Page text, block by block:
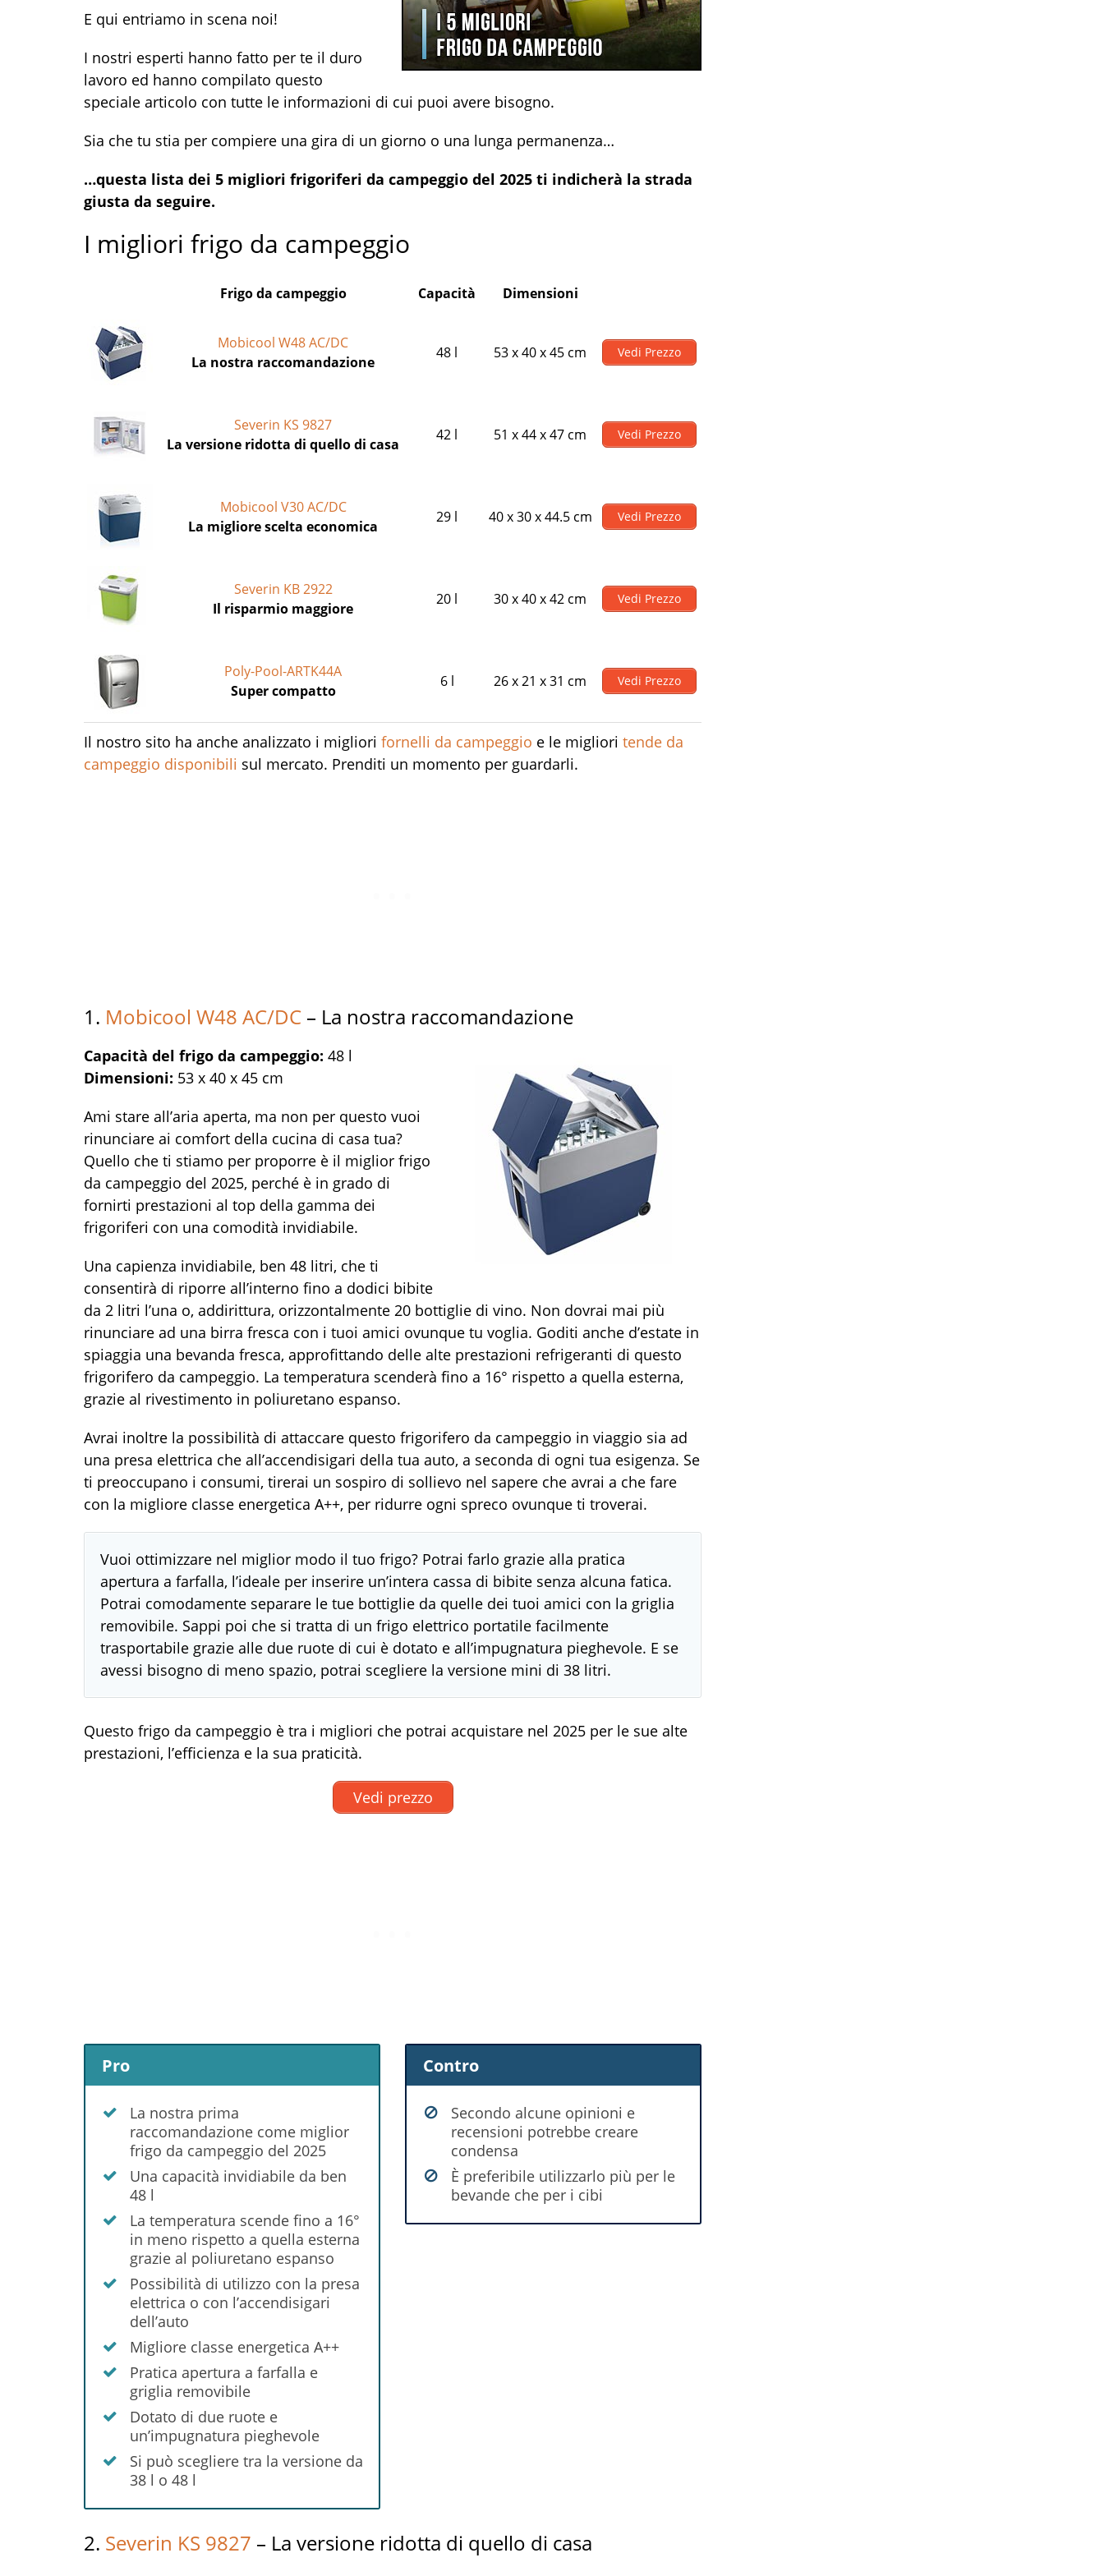
E qui entriamo in scena noi!
I nostri esperti hanno fatto per te il duro
lavoro ed hanno compilato questo
speciale articolo con tutte le informazioni di cui puoi avere bisogno.
Sia che tu stia per compiere una gira di un giorno o una lunga permanenza…
…questa lista dei 5 migliori frigoriferi da campeggio del 2025 ti indicherà la strada
giusta da seguire.
I migliori frigo da campeggio
Frigo da campeggio Capacità Dimensioni
Mobicool W48 AC/DC
La nostra raccomandazione
48 l 53 x 40 x 45 cm Vedi Prezzo
Severin KS 9827
La versione ridotta di quello di casa
42 l 51 x 44 x 47 cm Vedi Prezzo
Mobicool V30 AC/DC
La migliore scelta economica
29 l 40 x 30 x 44.5 cm Vedi Prezzo
Severin KB 2922
Il risparmio maggiore
20 l 30 x 40 x 42 cm Vedi Prezzo
Poly-Pool-ARTK44A
Super compatto
6 l 26 x 21 x 31 cm Vedi Prezzo
Il nostro sito ha anche analizzato i migliori fornelli da campeggio e le migliori tende da
campeggio disponibili sul mercato. Prenditi un momento per guardarli.
1. Mobicool W48 AC/DC – La nostra raccomandazione
Capacità del frigo da campeggio: 48 l
Dimensioni: 53 x 40 x 45 cm
Ami stare all’aria aperta, ma non per questo vuoi
rinunciare ai comfort della cucina di casa tua?
Quello che ti stiamo per proporre è il miglior frigo
da campeggio del 2025, perché è in grado di
fornirti prestazioni al top della gamma dei
frigoriferi con una comodità invidiabile.
Una capienza invidiabile, ben 48 litri, che ti
consentirà di riporre all’interno fino a dodici bibite
da 2 litri l’una o, addirittura, orizzontalmente 20 bottiglie di vino. Non dovrai mai più
rinunciare ad una birra fresca con i tuoi amici ovunque tu voglia. Goditi anche d’estate in
spiaggia una bevanda fresca, approfittando delle alte prestazioni refrigeranti di questo
frigorifero da campeggio. La temperatura scenderà fino a 16° rispetto a quella esterna,
grazie al rivestimento in poliuretano espanso.
Avrai inoltre la possibilità di attaccare questo frigorifero da campeggio in viaggio sia ad
una presa elettrica che all’accendisigari della tua auto, a seconda di ogni tua esigenza. Se
ti preoccupano i consumi, tirerai un sospiro di sollievo nel sapere che avrai a che fare
con la migliore classe energetica A++, per ridurre ogni spreco ovunque ti troverai.
Vuoi ottimizzare nel miglior modo il tuo frigo? Potrai farlo grazie alla pratica
apertura a farfalla, l’ideale per inserire un’intera cassa di bibite senza alcuna fatica.
Potrai comodamente separare le tue bottiglie da quelle dei tuoi amici con la griglia
removibile. Sappi poi che si tratta di un frigo elettrico portatile facilmente
trasportabile grazie alle due ruote di cui è dotato e all’impugnatura pieghevole. E se
avessi bisogno di meno spazio, potrai scegliere la versione mini di 38 litri.
Questo frigo da campeggio è tra i migliori che potrai acquistare nel 2025 per le sue alte
prestazioni, l’efficienza e la sua praticità.
Vedi prezzo
Pro
La nostra prima
raccomandazione come miglior
frigo da campeggio del 2025
Una capacità invidiabile da ben
48 l
La temperatura scende fino a 16°
in meno rispetto a quella esterna
grazie al poliuretano espanso
Possibilità di utilizzo con la presa
elettrica o con l’accendisigari
dell’auto
Migliore classe energetica A++
Pratica apertura a farfalla e
griglia removibile
Dotato di due ruote e
un’impugnatura pieghevole
Si può scegliere tra la versione da
38 l o 48 l
Contro
Secondo alcune opinioni e
recensioni potrebbe creare
condensa
È preferibile utilizzarlo più per le
bevande che per i cibi
2. Severin KS 9827 – La versione ridotta di quello di casa